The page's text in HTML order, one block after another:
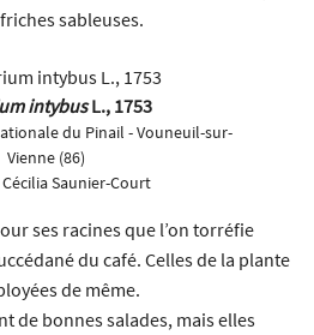
sableuses.
intybusL., 1753
du Pinail - Vouneuil-sur-
Vienne (86)
Cécilia Saunier-Court
ses racines que l’on torréfie
du café. Celles de la plante
de même.
de bonnes salades, mais elles